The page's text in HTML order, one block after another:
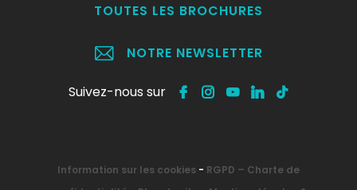
TOUTES LES BROCHURES
NOTRE NEWSLETTER
Suivez-nous sur
Information sur les cookies - RGPD – Charte de